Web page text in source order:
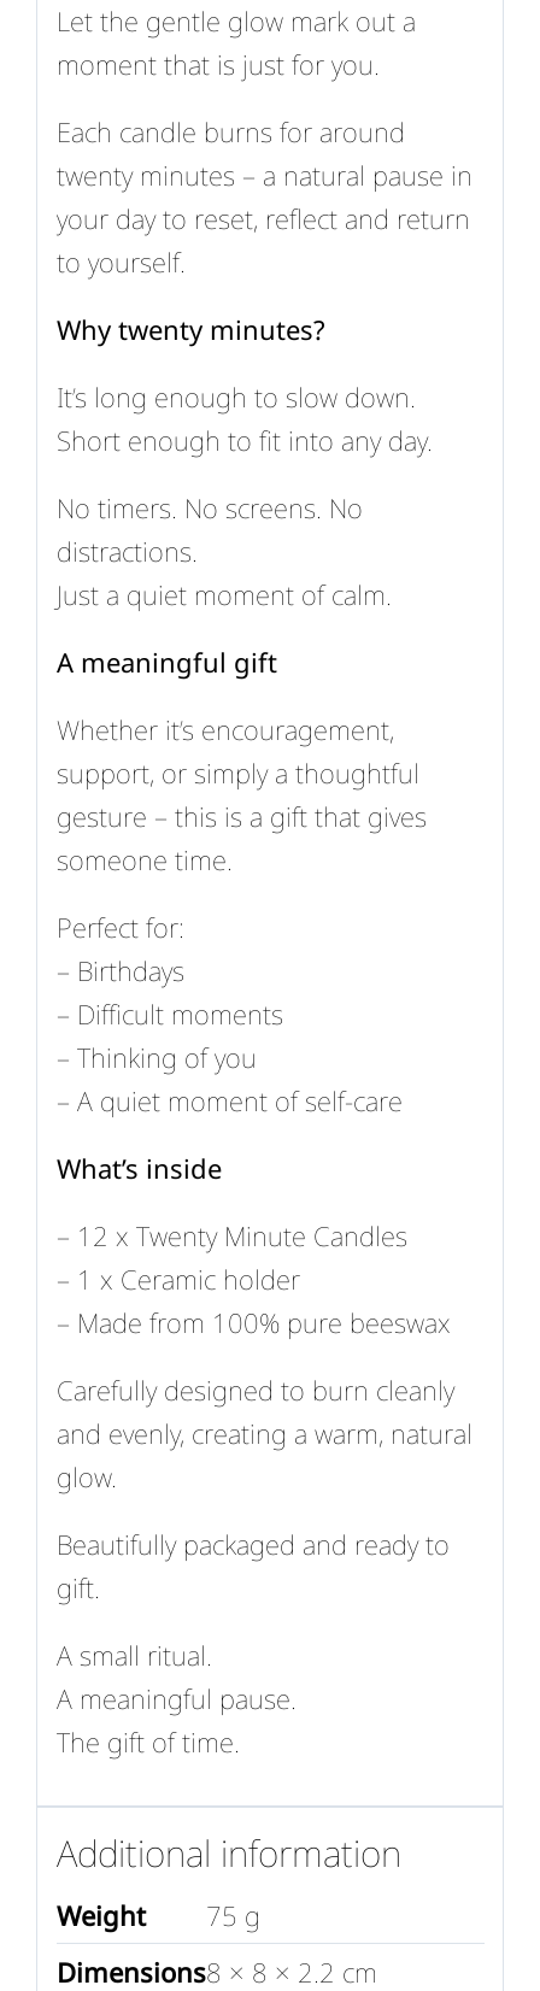
Let the gentle glow mark out a
moment that is just for you.
Each candle burns for around
twenty minutes – a natural pause in
your day to reset, reflect and return
to yourself.
Why twenty minutes?
It’s long enough to slow down.
Short enough to fit into any day.
No timers. No screens. No
distractions.
Just a quiet moment of calm.
A meaningful gift
Whether it’s encouragement,
support, or simply a thoughtful
gesture – this is a gift that gives
someone time.
Perfect for:
– Birthdays
– Difficult moments
– Thinking of you
– A quiet moment of self-care
What’s inside
– 12 x Twenty Minute Candles
– 1 x Ceramic holder
– Made from 100% pure beeswax
Carefully designed to burn cleanly
and evenly, creating a warm, natural
glow.
Beautifully packaged and ready to
gift.
A small ritual.
A meaningful pause.
The gift of time.
Additional information
Weight
75 g
Dimensions8 × 8 × 2.2 cm